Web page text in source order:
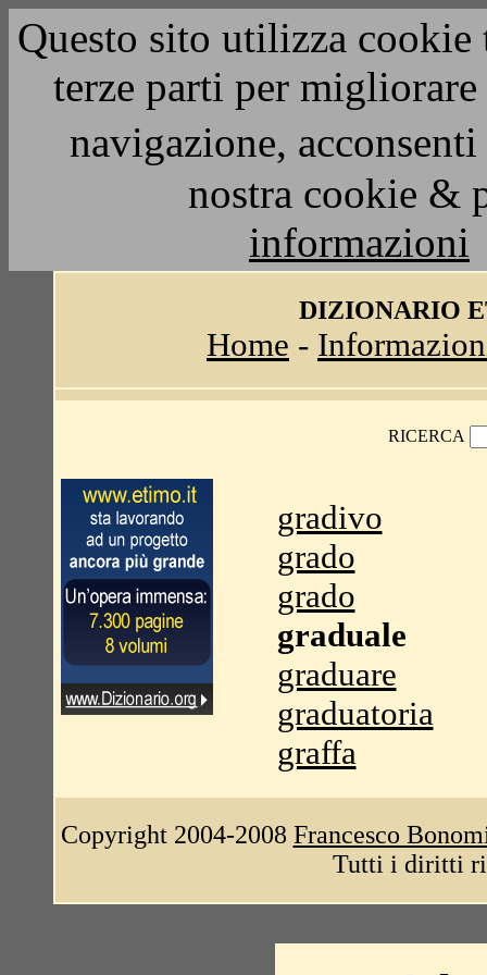
Questo sito utilizza
terze parti per
navigazione,
nostra cookie &
informazioni
DIZIONARIO
Home -
RICERCA
gradivo
grado
grado
graduale
graduare
graduatoria
graffa
Copyright 2004-2008 Francesco
Tutti i diritti